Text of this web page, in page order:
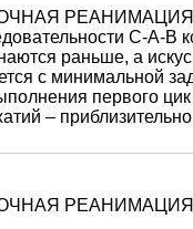
РЕАНИМАЦИЯ
С-А-В
раньше, а искус
с минимальной
первого цик
– приблизительно
РЕАНИМАЦИЯ